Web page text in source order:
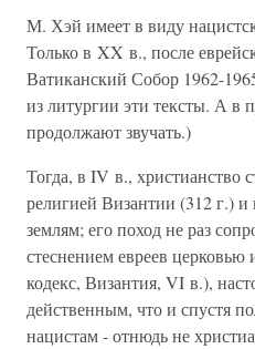
М. Хэй имеет в виду
Только в XX в., после
Ватиканский Собор 1962-
из литургии эти тексты. А в
продолжают звучать.)
Тогда, в IV в., христианство
религией Византии (312 г.)
землям; его поход не раз
стеснением евреев
кодекс, Византия, VI в.),
действенным, что и спустя
нацистам - отнюдь не